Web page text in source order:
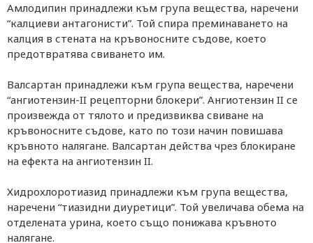
Амлодипин принадлежи към група вещества, наречени
“калциеви антагонисти”. Той спира преминаването на
калция в стената на кръвоносните съдове, което
предотвратява свиването им.
Валсартан принадлежи към група вещества, наречени
“ангиотензин-II рецепторни блокери”. Ангиотензин II се
произвежда от тялото и предизвиква свиване на
кръвоносните съдове, като по този начин повишава
кръвното налягане. Валсартан действа чрез блокиране
на ефекта на ангиотензин II.
Хидрохлоротиазид принадлежи към група вещества,
наречени “тиазидни диуретици”. Той увеличава обема на
отделената урина, което също понижава кръвното
налягане.